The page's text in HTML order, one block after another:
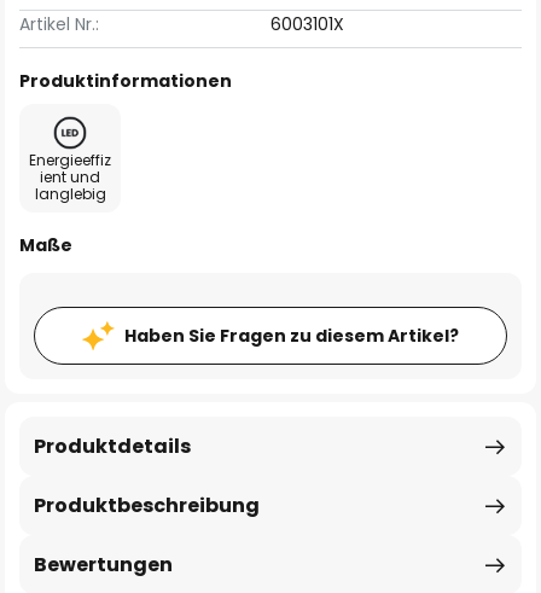
Artikel Nr.:
6003101X
Produktinformationen
Energieeffiz
ient und
langlebig
Maße
Haben Sie Fragen zu diesem Artikel?
Produktbeschreibung
Produktdetails
Bewertungen